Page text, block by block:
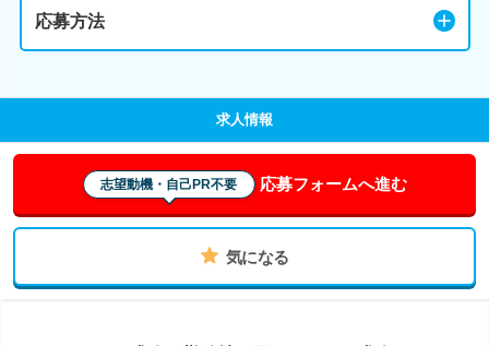
応募方法
求人情報
志望動機・自己PR不要 応募フォームへ進む
気になる